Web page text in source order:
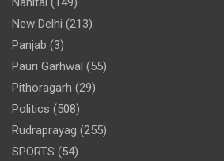
New Delhi (213)
Panjab (3)
Pauri Garhwal (55)
Pithoragarh (29)
Politics (508)
Rudraprayag (255)
SPORTS (54)